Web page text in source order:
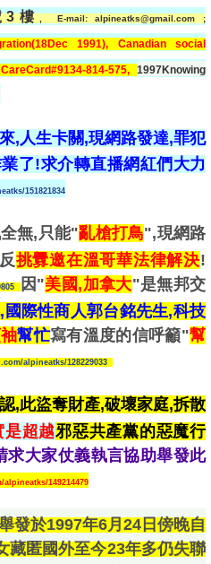
3樓 E-mail: alpineatks@gmail.com ;
1991), Canadian social
814-575,1997Knowing
,人生卡關,現網路發達,罪犯
了!求介轉直播網紅們大力
151821834
無,只能"亂槍打鳥",現網路
挑釁邀在溫哥華法律解決
因"美國,加拿大"是無邦交
際性商人郭台銘先生,科技
幫忙寫有溫度的信呼籲"幫
alpineatks/128229033
,此盜奪財產,破壞家庭,拆散
是超越邪惡共產黨的惡魔行
求大家仗義執言協助舉發此
149214479
發於1997年6月24日傍晚自
藏匿國外至今23年多仍失聯